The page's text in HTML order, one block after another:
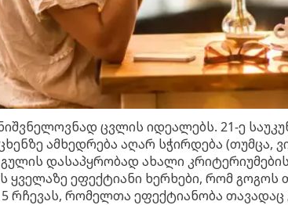
ცვლის იდეალებს. 21-ე
ამხედრება აღარ სჭირდება (თუმცა,
დასაპყრობად ახალი
ყველაზე ეფექტიანი ხერხები, რომ გოგოს
რჩევას, რომელთა ეფექტიანობა თავადაც